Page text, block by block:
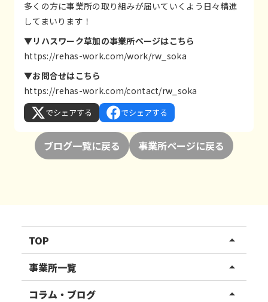
多くの方に事業所の取り組みが届いていくよう日々精進
してまいります！
▼リハスワーク草加の事業所ページはこちら
https://rehas-work.com/work/rw_soka
▼お問合せはこちら
https://rehas-work.com/contact/rw_soka
でシェアする でシェアする
ブログ一覧に戻る 事業所ページに戻る
TOP arrow_drop_up
リハスワーク
リハスファーム
事業所一覧 arrow_drop_up
関東エリア
コラム・ブログ arrow_drop_up